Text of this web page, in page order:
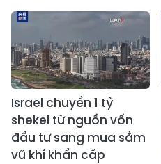
Israel chuyển 1 tỷ
shekel từ nguồn vốn
đầu tư sang mua sắm
vũ khí khẩn cấp